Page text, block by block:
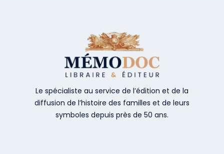
Le spécialiste au service de l’édition et de la
diffusion de l’histoire des familles et de leurs
symboles depuis près de 50 ans.